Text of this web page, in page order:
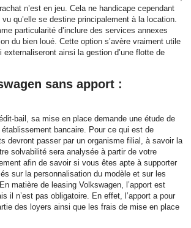
n’est en jeu. Cela ne handicape cependant
qu’elle se destine principalement à la location.
particularité d’inclure des services annexes
du bien loué. Cette option s’avère vraiment utile
externaliseront ainsi la gestion d’une flotte de
sans apport :
bail, sa mise en place demande une étude de
établissement bancaire. Pour ce qui est de
devront passer par un organisme filial, à savoir la
solvabilité sera analysée à partir de votre
afin de savoir si vous êtes apte à supporter
sur la personnalisation du modèle et sur les
matière de leasing Volkswagen, l’apport est
il n’est pas obligatoire. En effet, l’apport a pour
des loyers ainsi que les frais de mise en place